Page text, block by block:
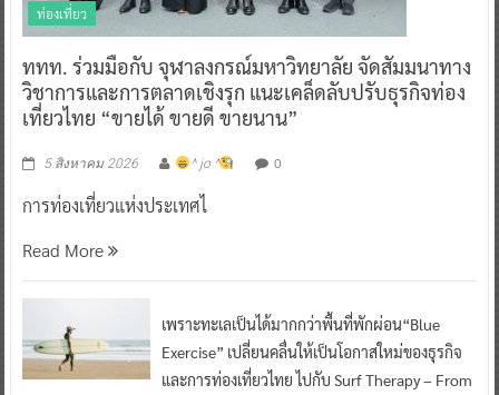
ท่องเที่ยว
ททท. ร่วมมือกับ จุฬาลงกรณ์มหาวิทยาลัย จัดสัมมนาทาง
วิชาการและการตลาดเชิงรุก แนะเคล็ดลับปรับธุรกิจท่อง
เที่ยวไทย “ขายได้ ขายดี ขายนาน”
5 สิงหาคม 2026 ^ jo ^ 0
การท่องเที่ยวแห่งประเทศไ
Read More
เพราะทะเลเป็นได้มากกว่าพื้นที่พักผ่อน“Blue
Exercise” เปลี่ยนคลื่นให้เป็นโอกาสใหม่ของธุรกิจ
และการท่องเที่ยวไทย ไปกับ Surf Therapy – From